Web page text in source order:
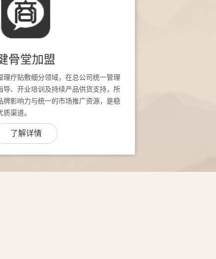
骨堂加盟
理疗贴敷细分领域，在总公司统一管理
导、开业培训及持续产品供货支持，所
牌影响力与统一的市场推广资源，是稳
渠道。
了解详情